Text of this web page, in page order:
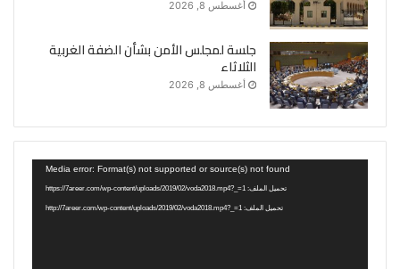
أغسطس 8, 2026
جلسة لمجلس الأمن بشأن الضفة الغربية
الثلاثاء
أغسطس 8, 2026
Media error: Format(s) not supported or source(s) not found
تحميل الملف: https://7areer.com/wp-content/uploads/2019/02/voda2018.mp4?_=1
تحميل الملف: http://7areer.com/wp-content/uploads/2019/02/voda2018.mp4?_=1